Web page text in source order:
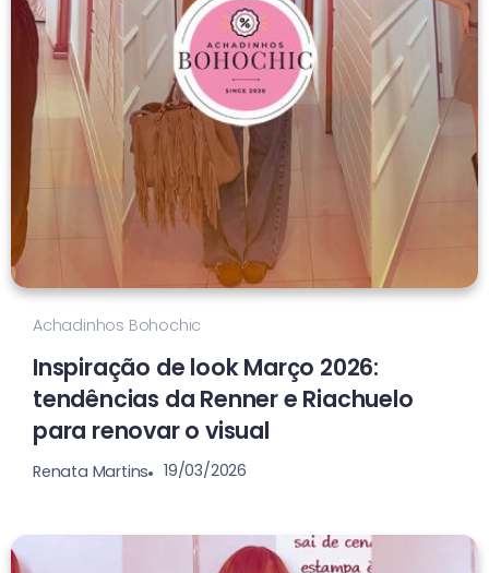
Achadinhos Bohochic
Inspiração de look Março 2026:
tendências da Renner e Riachuelo
para renovar o visual
Renata Martins 19/03/2026